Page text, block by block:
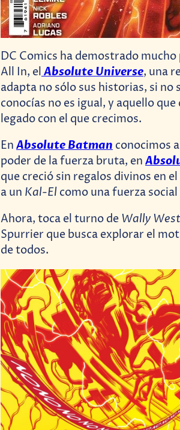
DC Comics ha demostrado
All In, el Absolute Universe, una
adapta no sólo sus historias, si no
conocías no es igual, y aquello
legado con el que crecimos.
En Absolute Batman conocimos
poder de la fuerza bruta, en
que creció sin regalos divinos en
a un Kal-El como una fuerza
Ahora, toca el turno de Wally West
Spurrier que busca explorar el
de todos.